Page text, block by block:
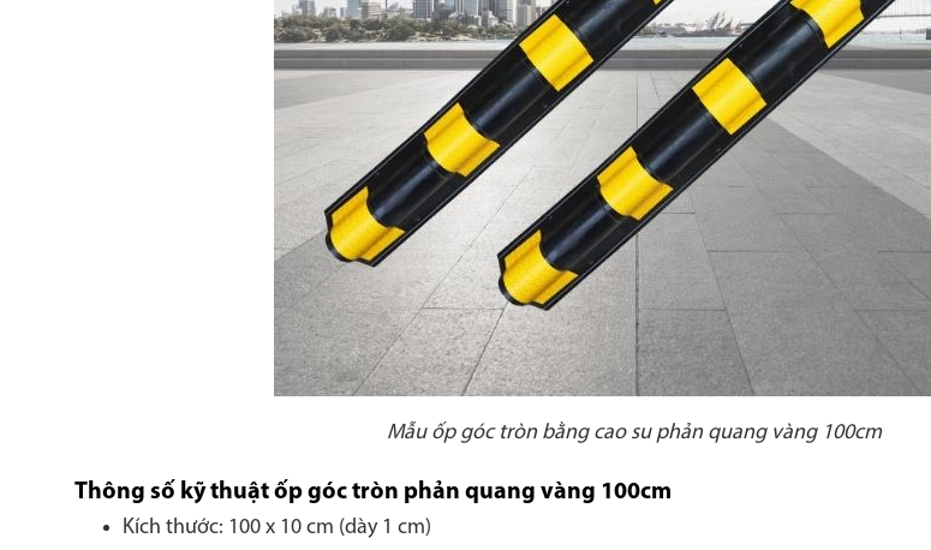
Mẫu ốp góc tròn bằng cao su phản quang vàng 100cm
Thông số kỹ thuật ốp góc tròn phản quang vàng 100cm
Kích thước: 100 x 10 cm (dày 1 cm)